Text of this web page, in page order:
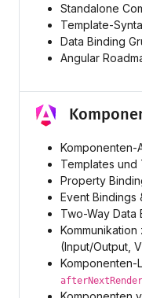
Standalone
Template-
Data Binding
Angular
Komponenten-
Templates und
Property
Event Bindings
Two-Way Data
(Input/Output,
Komponenten-
afterNextRender